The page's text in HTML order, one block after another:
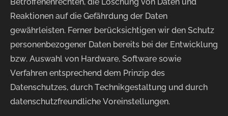
Reaktionen auf die Gefährdung der Daten
gewährleisten. Ferner berücksichtigen wir den Schutz
personenbezogener Daten bereits bei der Entwicklung
bzw. Auswahl von Hardware, Software sowie
Verfahren entsprechend dem Prinzip des
Datenschutzes, durch Technikgestaltung und durch
datenschutzfreundliche Voreinstellungen.